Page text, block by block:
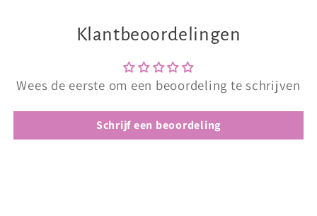
Klantbeoordelingen
Wees de eerste om een beoordeling te schrijven
Schrijf een beoordeling